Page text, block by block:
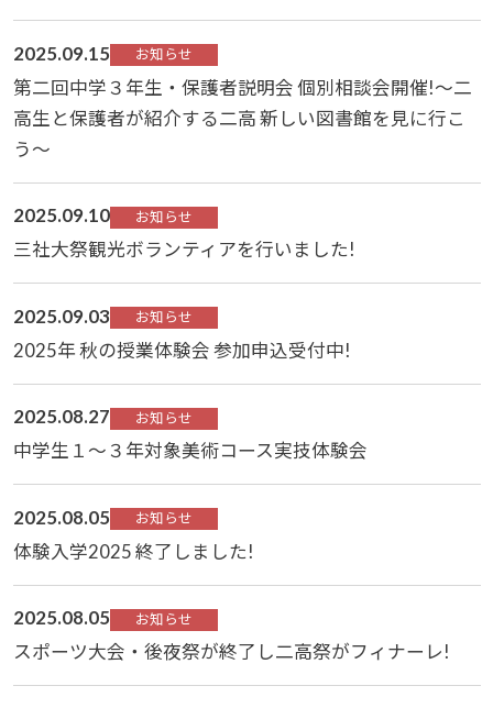
2025.09.15 お知らせ
第二回中学３年生・保護者説明会 個別相談会開催!～二
高生と保護者が紹介する二高 新しい図書館を見に行こ
う～
2025.09.10 お知らせ
三社大祭観光ボランティアを行いました!
2025.09.03 お知らせ
2025年 秋の授業体験会 参加申込受付中!
2025.08.27 お知らせ
中学生１～３年対象美術コース実技体験会
2025.08.05 お知らせ
体験入学2025 終了しました!
2025.08.05 お知らせ
スポーツ大会・後夜祭が終了し二高祭がフィナーレ!